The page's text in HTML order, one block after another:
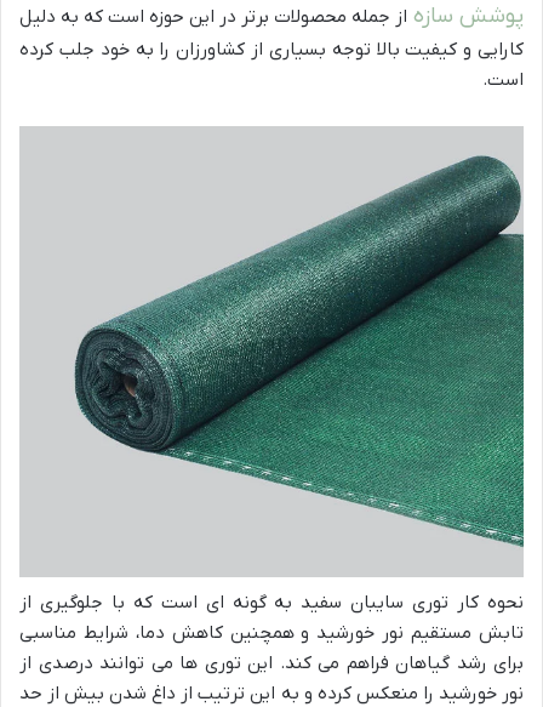
پوشش سازه از جمله محصولات برتر در این حوزه است که به دلیل
کارایی و کیفیت بالا توجه بسیاری از کشاورزان را به خود جلب کرده
است.
نحوه کار توری سایبان سفید به گونه ای است که با جلوگیری از
تابش مستقیم نور خورشید و همچنین کاهش دما، شرایط مناسبی
برای رشد گیاهان فراهم می کند. این توری ها می توانند درصدی از
نور خورشید را منعکس کرده و به این ترتیب از داغ شدن بیش از حد